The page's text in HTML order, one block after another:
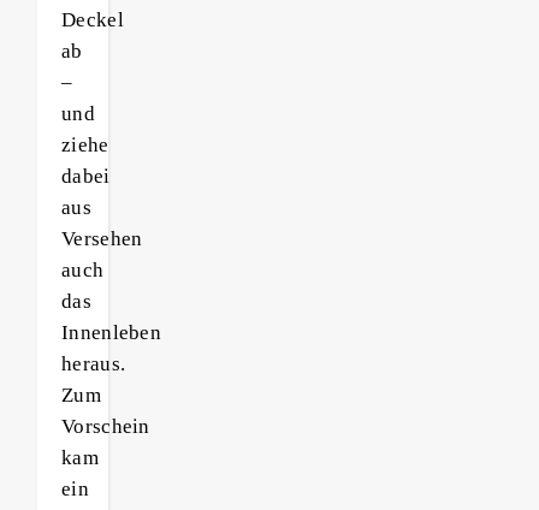
Deckel
ab
–
und
ziehe
dabei
aus
Versehen
auch
das
Innenleben
heraus.
Zum
Vorschein
kam
ein